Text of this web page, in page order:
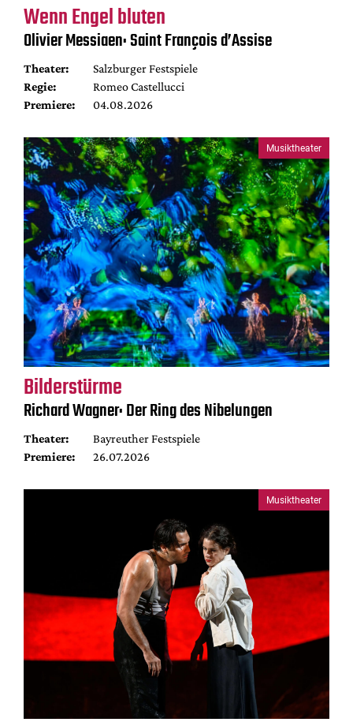
Wenn Engel bluten
Olivier Messiaen: Saint François d’Assise
Theater:
Salzburger Festspiele
Regie:
Romeo Castellucci
Premiere:
04.08.2026
Musiktheater
Bilderstürme
Richard Wagner: Der Ring des Nibelungen
Theater:
Bayreuther Festspiele
Premiere:
26.07.2026
Musiktheater